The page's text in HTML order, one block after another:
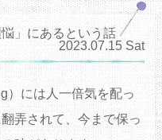
」にあるという話
2023.07.15 Sat
）には人一倍気を配っ
弄されて、今まで保っ